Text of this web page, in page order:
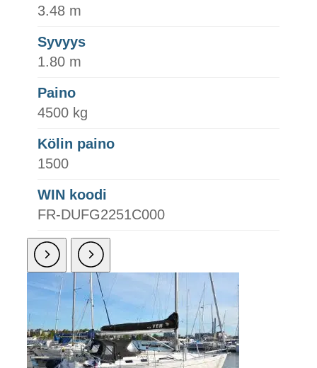
3.48 m
Syvyys
1.80 m
Paino
4500 kg
Kölin paino
1500
WIN koodi
FR-DUFG2251C000